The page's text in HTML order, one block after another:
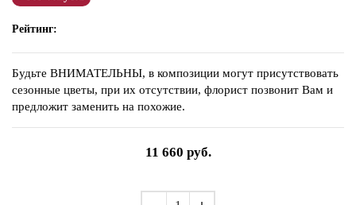
Рейтинг:
Будьте ВНИМАТЕЛЬНЫ, в композиции могут присутствовать
сезонные цветы, при их отсутствии, флорист позвонит Вам и
предложит заменить на похожие.
11 660 руб.